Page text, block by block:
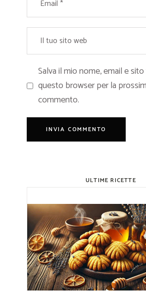
Salva il mio nome, email e
questo browser per la
commento.
ULTIME RICETTE